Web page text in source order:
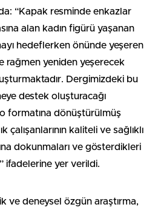
“Kapak resminde enkazlar
alan kadın figürü yaşanan
hedeflerken önünde yeşeren
rağmen yeniden yeşerecek
Dergimizdeki bu
destek oluşturacağı
formatına dönüştürülmüş
çalışanlarının kaliteli ve sağlıklı
dokunmaları ve gösterdikleri
ifadelerine yer verildi.
ve deneysel özgün araştırma,